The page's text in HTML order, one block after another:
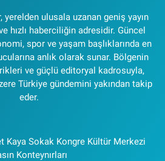
yerelden ulusala uzanan geniş yayın
hızlı haberciliğin adresidir. Güncel
spor ve yaşam başlıklarında en
anlık olarak sunar. Bölgenin
ve güçlü editoryal kadrosuyla,
Türkiye gündemini yakından takip
eder.
Kaya Sokak Kongre Kültür Merkezi
Konteynırları